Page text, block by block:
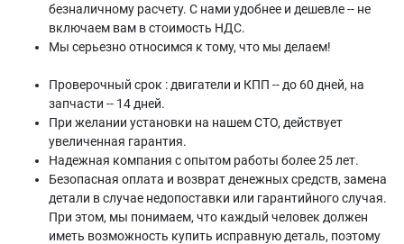
безналичному расчету. С нами удобнее и дешевле -- не
включаем вам в стоимость НДС.
Мы серьезно относимся к тому, что мы делаем!
Проверочный срок : двигатели и КПП -- до 60 дней, на
запчасти -- 14 дней.
При желании установки на нашем СТО, действует
увеличенная гарантия.
Надежная компания с опытом работы более 25 лет.
Безопасная оплата и возврат денежных средств, замена
детали в случае недопоставки или гарантийного случая.
При этом, мы понимаем, что каждый человек должен
иметь возможность купить исправную деталь, поэтому